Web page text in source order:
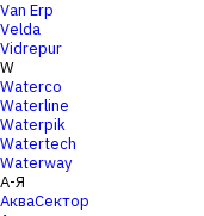
Van Erp
Velda
Vidrepur
W
Waterco
Waterline
Waterpik
Watertech
Waterway
А-Я
АкваСектор